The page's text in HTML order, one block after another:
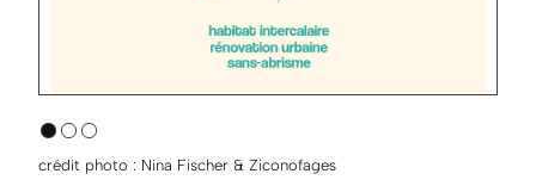
crédit photo : Nina Fischer & Ziconofages